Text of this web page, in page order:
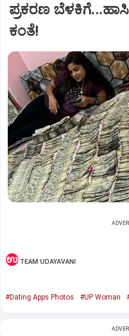
ಪ್ರಕರಣ
ಕಂತೆ!
TEAM UDAYAVANI
#Dating Apps Photos #UP Woman